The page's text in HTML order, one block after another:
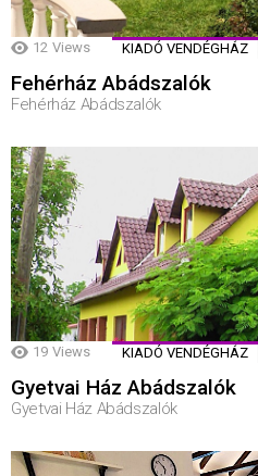
12 Views KIADÓ VENDÉGHÁZ
Fehérház Abádszalók
Fehérház Abádszalók
19 Views KIADÓ VENDÉGHÁZ
Gyetvai Ház Abádszalók
Gyetvai Ház Abádszalók